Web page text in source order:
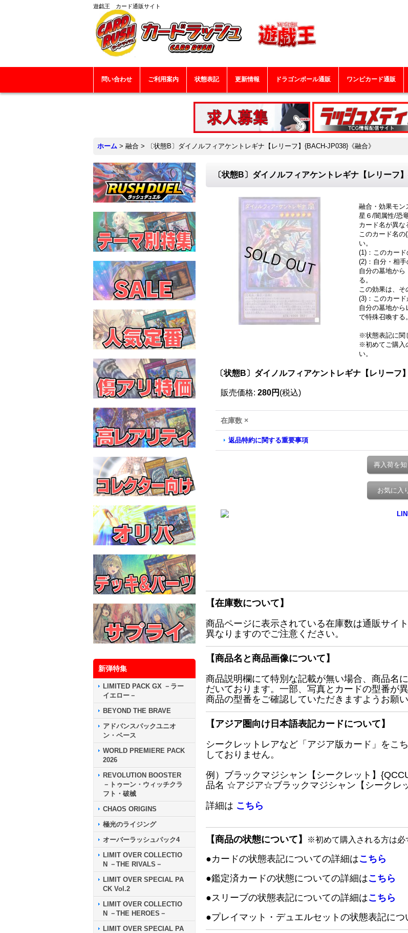
遊戯王 カード通販サイト
問い合わせ ご利用案内 状態表記 更新情報 ドラゴンボール通販 ワンピカード通販
ホーム > 融合 > 〔状態B〕ダイノルフィアケントレギナ【レリーフ】{BACH-JP038}《融合》
新弾特集
LIMITED PACK GX －ラー
イエロー－
BEYOND THE BRAVE
アドバンスパックユニオ
ン・ベース
WORLD PREMIERE PACK
2026
REVOLUTION BOOSTER
－トゥーン・ウィッチクラ
フト・破械
CHAOS ORIGINS
極光のライジング
オーバーラッシュパック4
LIMIT OVER COLLECTIO
N －THE RIVALS－
LIMIT OVER SPECIAL PA
CK Vol.2
LIMIT OVER COLLECTIO
N －THE HEROES－
LIMIT OVER SPECIAL PA
〔状態B〕ダイノルフィアケントレギナ【レリーフ
融合・効果モン
星６/闇属性/恐
カード名が異な
このカード名の
い。
(1)：このカード
(2)：自分・相手
自分の墓地から
る。
この効果は、そ
(3)：このカー
自分の墓地から
で特殊召喚する。
※状態表記に関
※初めてご購入
い。
〔状態B〕ダイノルフィアケントレギナ【レリーフ
販売価格: 280円 (税込)
在庫数 ×
返品特約に関する重要事項
再入荷を
お気に入
【在庫数について】
商品ページに表示されている在庫数は通販サイ
異なりますのでご注意ください。
【商品名と商品画像について】
商品説明欄にて特別な記載が無い場合、商品名
だいております。一部、写真とカードの型番が
商品の型番をご確認していただきますようお願い
【アジア圏向け日本語表記カードについて】
シークレットレアなど「アジア版カード」をこ
しておりません。
例）ブラックマジシャン【シークレット】
品名 ☆アジア☆ブラックマジシャン【シークレ
詳細は こちら
【商品の状態について】 ※初めて購入される方は必
●カードの状態表記についての詳細はこちら
●鑑定済カードの状態についての詳細はこちら
●スリーブの状態表記についての詳細はこちら
●プレイマット・デュエルセットの状態表記につ